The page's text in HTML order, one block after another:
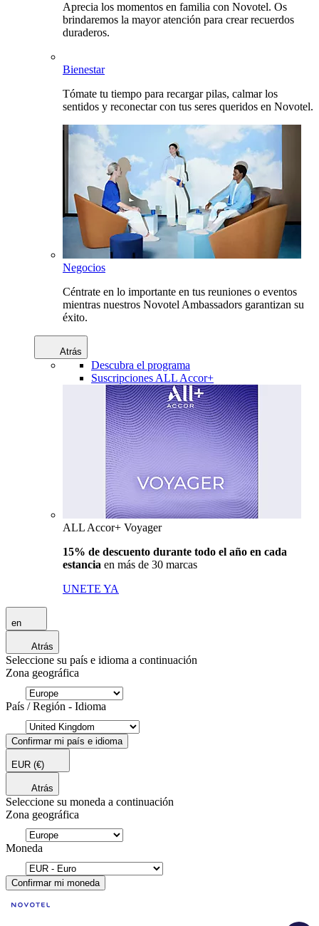
Aprecia los momentos en familia con Novotel. Os
brindaremos la mayor atención para crear recuerdos
duraderos.
Bienestar
Tómate tu tiempo para recargar pilas, calmar los
sentidos y reconectar con tus seres queridos en Novotel.
Negocios
Céntrate en lo importante en tus reuniones o eventos
mientras nuestros Novotel Ambassadors garantizan su
éxito.
Atrás
Descubra el programa
Suscripciones ALL Accor+
ALL Accor+ Voyager
15% de descuento durante todo el año en cada
estancia en más de 30 marcas
UNETE YA
en
Atrás
Seleccione su país e idioma a continuación
Zona geográfica
País / Región - Idioma
Confirmar mi país e idioma
EUR (€)
Atrás
Seleccione su moneda a continuación
Zona geográfica
Moneda
Confirmar mi moneda